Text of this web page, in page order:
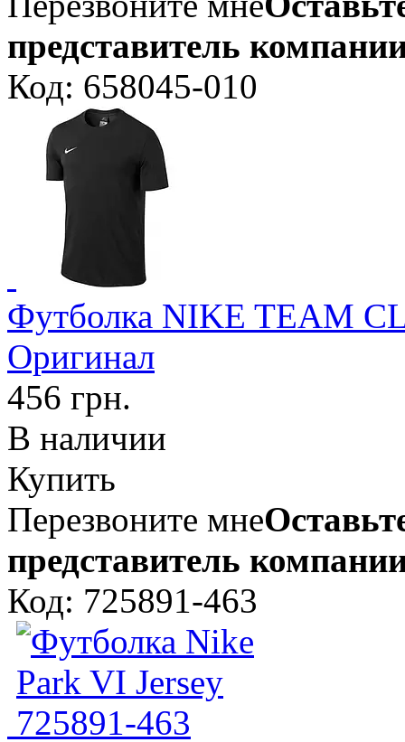
представитель
Код: 658045-010
Футболка NIKE TEAM
Оригинал
456 грн.
В наличии
Купить
Перезвоните мне
представитель
Код: 725891-463